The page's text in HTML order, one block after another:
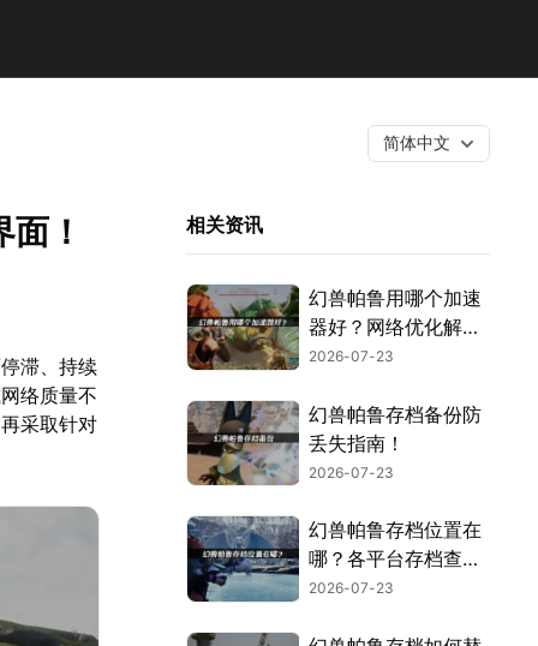
简体中文
！
滞、持续
络质量不
采取针对
相关资讯
幻兽帕鲁用哪个加速
器好？网络优化解决
方案！
2026-07-23
幻兽帕鲁存档备份防
丢失指南！
2026-07-23
幻兽帕鲁存档位置在
哪？各平台存档查找
指南！
2026-07-23